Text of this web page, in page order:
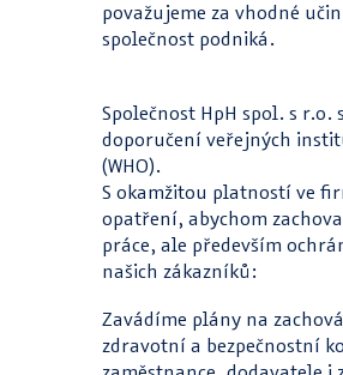
považujeme za vhodné
společnost podniká.
Společnost HpH spol. s
doporučení veřejných
(WHO).
S okamžitou platností ve
opatření, abychom
práce, ale především
našich zákazníků:
Zavádíme plány na
zdravotní a bezpečnostní